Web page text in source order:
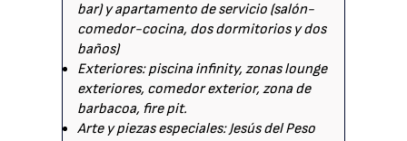
bar) y apartamento de servicio (salón-
comedor-cocina, dos dormitorios y dos
baños)
Exteriores: piscina infinity, zonas lounge
exteriores, comedor exterior, zona de
barbacoa, fire pit.
Arte y piezas especiales: Jesús del Peso